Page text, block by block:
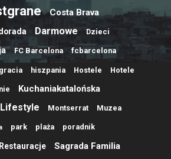
Costa Brava
Darmowe Dzieci
FC Barcelona fcbarcelona
gracia hiszpania Hostele Hotele
Kuchaniakatalońska
Lifestyle Montserrat Muzea
park plaża poradnik
Restauracje Sagrada Familia